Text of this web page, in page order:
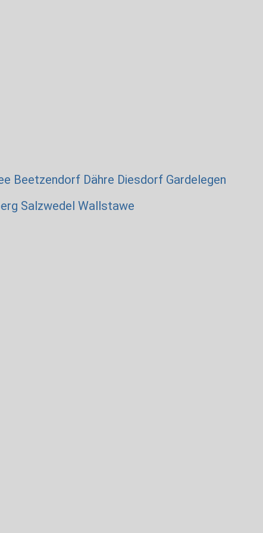
Beetzendorf Dähre Diesdorf Gardelegen
Salzwedel Wallstawe